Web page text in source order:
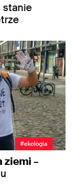
stanie
#ekologia
ziemi–